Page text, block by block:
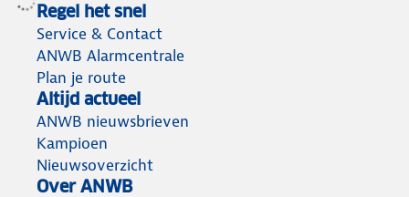
Regel het snel
Service & Contact
ANWB Alarmcentrale
Plan je route
Altijd actueel
ANWB nieuwsbrieven
Kampioen
Nieuwsoverzicht
Over ANWB